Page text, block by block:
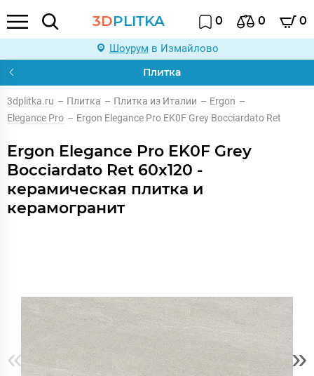
3DPLITKA 0 0 0
Шоурум в Измайлово
Плитка
3dplitka.ru – Плитка – Плитка из Италии – Ergon –
Elegance Pro – Ergon Elegance Pro EK0F Grey Bocciardato Ret
Ergon Elegance Pro EK0F Grey
Bocciardato Ret 60x120 -
керамическая плитка и
керамогранит
« »